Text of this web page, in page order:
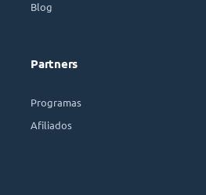
Blog
Partners
Programas
Afiliados